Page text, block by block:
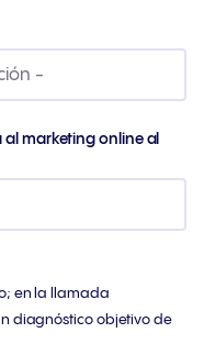
al marketing online al
en la llamada
diagnóstico objetivo de